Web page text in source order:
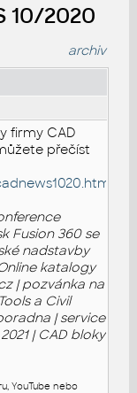
10/2020
archiv
firmy CAD
přečíst
Fusion 360 se
nadstavby
katalogy
| pozvánka na
a Civil
| service
| CAD bloky
YouTube nebo